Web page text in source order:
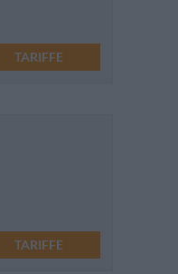
TARIFFE
TARIFFE